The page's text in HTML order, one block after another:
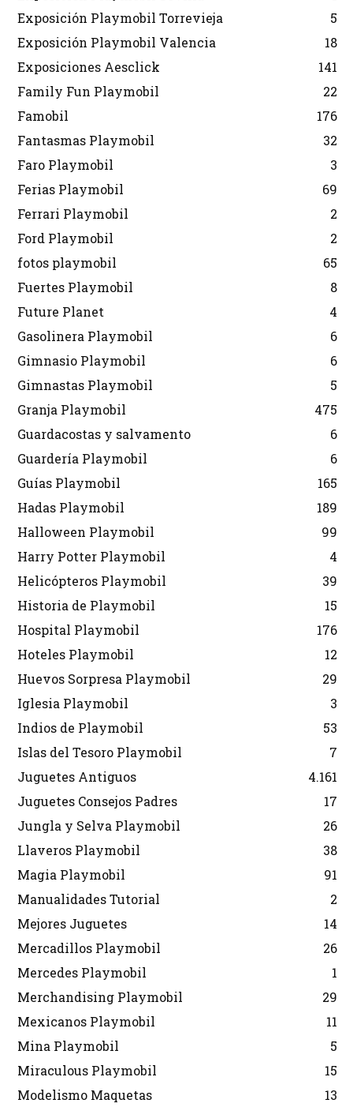
Exposición Playmobil Torrevieja
5
Exposición Playmobil Valencia
18
Exposiciones Aesclick
141
Family Fun Playmobil
22
Famobil
176
Fantasmas Playmobil
32
Faro Playmobil
3
Ferias Playmobil
69
Ferrari Playmobil
2
Ford Playmobil
2
fotos playmobil
65
Fuertes Playmobil
8
Future Planet
4
Gasolinera Playmobil
6
Gimnasio Playmobil
6
Gimnastas Playmobil
5
Granja Playmobil
475
Guardacostas y salvamento
6
Guardería Playmobil
6
Guías Playmobil
165
Hadas Playmobil
189
Halloween Playmobil
99
Harry Potter Playmobil
4
Helicópteros Playmobil
39
Historia de Playmobil
15
Hospital Playmobil
176
Hoteles Playmobil
12
Huevos Sorpresa Playmobil
29
Iglesia Playmobil
3
Indios de Playmobil
53
Islas del Tesoro Playmobil
7
Juguetes Antiguos
4.161
Juguetes Consejos Padres
17
Jungla y Selva Playmobil
26
Llaveros Playmobil
38
Magia Playmobil
91
Manualidades Tutorial
2
Mejores Juguetes
14
Mercadillos Playmobil
26
Mercedes Playmobil
1
Merchandising Playmobil
29
Mexicanos Playmobil
11
Mina Playmobil
5
Miraculous Playmobil
15
Modelismo Maquetas
13